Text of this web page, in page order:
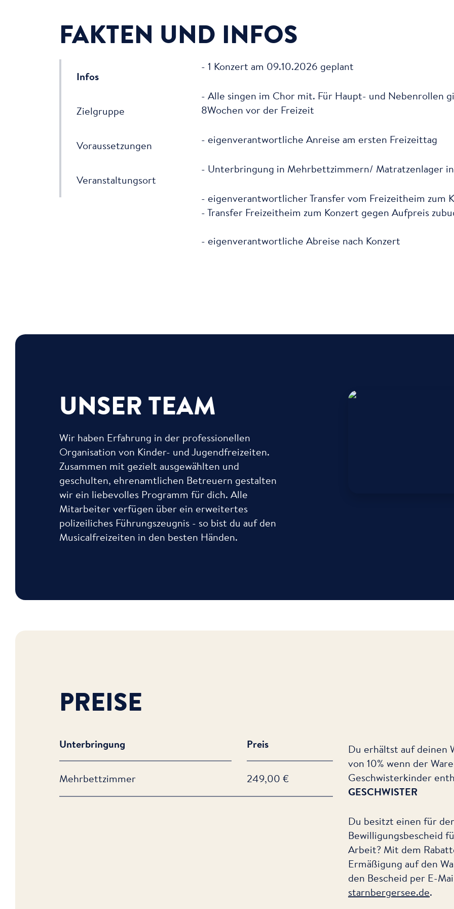
FAKTEN UND INFOS
Infos
Zielgruppe
Voraussetzungen
Veranstaltungsort
- 1 Konzert am 09.10.2026 geplant
- Alle singen im Chor mit. Für Haupt- und Nebenrollen
8Wochen vor der Freizeit
- eigenverantwortliche Anreise am ersten Freizeittag
- Unterbringung in Mehrbettzimmern/ Matratzenlager
- eigenverantwortlicher Transfer vom Freizeitheim zum
- Transfer Freizeitheim zum Konzert gegen Aufpreis
- eigenverantwortliche Abreise nach Konzert
UNSER TEAM
Wir haben Erfahrung in der professionellen
Organisation von Kinder- und Jugendfreizeiten.
Zusammen mit gezielt ausgewählten und
geschulten, ehrenamtlichen Betreuern gestalten
wir ein liebevolles Programm für dich. Alle
Mitarbeiter verfügen über ein erweitertes
polizeiliches Führungszeugnis - so bist du auf den
Musicalfreizeiten in den besten Händen.
PREISE
Unterbringung Preis
Mehrbettzimmer 249,00 €
Du erhältst auf deinen
von 10% wenn der
Geschwisterkinder
GESCHWISTER
Du besitzt einen für
Bewilligungsbescheid
Arbeit? Mit dem
Ermäßigung auf den
den Bescheid per E-
starnbergersee.de.